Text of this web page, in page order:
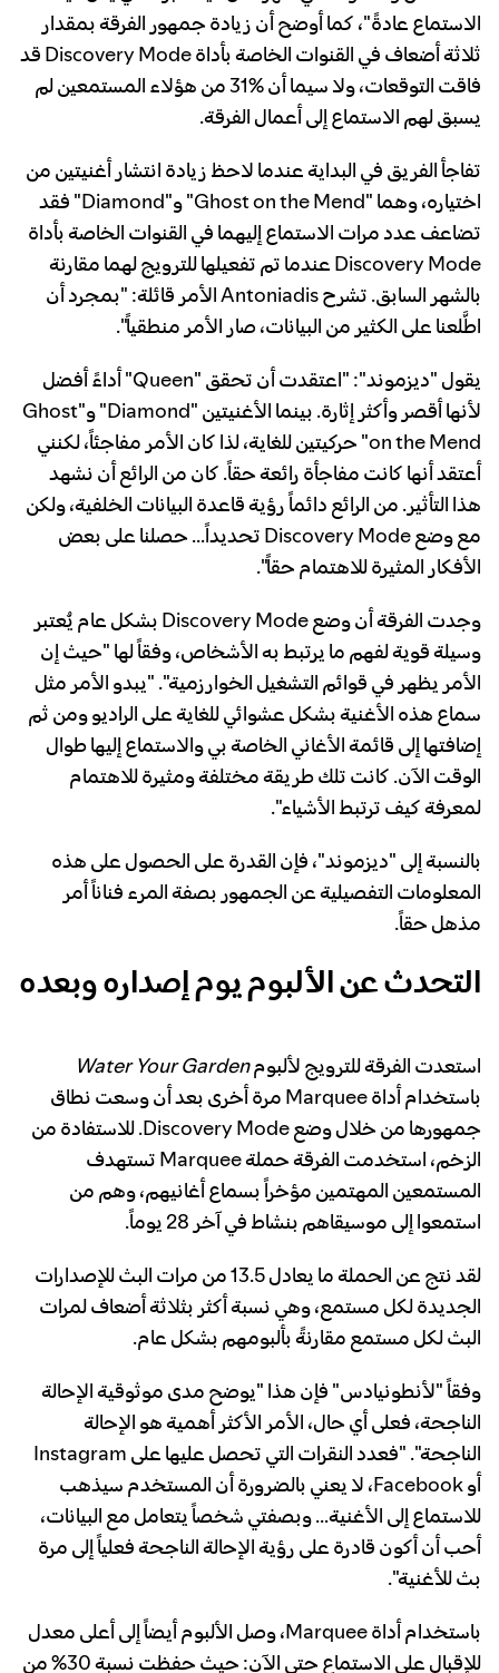
الاستماع عادةً"، كما أوضح أن زيادة جمهور الفرقة بمقدار
ثلاثة أضعاف في القنوات الخاصة بأداة Discovery Mode قد
فاقت التوقعات، ولا سيما أن %31 من هؤلاء المستمعين لم
يسبق لهم الاستماع إلى أعمال الفرقة.
تفاجأ الفريق في البداية عندما لاحظ زيادة انتشار أغنيتين من
اختياره، وهما "Ghost on the Mend" و"Diamond" فقد
تضاعف عدد مرات الاستماع إليهما في القنوات الخاصة بأداة
Discovery Mode عندما تم تفعيلها للترويج لهما مقارنة
بالشهر السابق. تشرح Antoniadis الأمر قائلة: "بمجرد أن
اطَّلعنا على الكثير من البيانات، صار الأمر منطقياً".
يقول "ديزموند": "اعتقدت أن تحقق "Queen" أداءً أفضل
لأنها أقصر وأكثر إثارة. بينما الأغنيتين "Diamond" و"Ghost
on the Mend" حركيتين للغاية، لذا كان الأمر مفاجئاً، لكنني
أعتقد أنها كانت مفاجأة رائعة حقاً. كان من الرائع أن نشهد
هذا التأثير. من الرائع دائماً رؤية قاعدة البيانات الخلفية، ولكن
مع وضع Discovery Mode تحديداً… حصلنا على بعض
الأفكار المثيرة للاهتمام حقاً".
وجدت الفرقة أن وضع Discovery Mode بشكل عام يُعتبر
وسيلة قوية لفهم ما يرتبط به الأشخاص، وفقاً لها "حيث إن
الأمر يظهر في قوائم التشغيل الخوارزمية". "يبدو الأمر مثل
سماع هذه الأغنية بشكل عشوائي للغاية على الراديو ومن ثم
إضافتها إلى قائمة الأغاني الخاصة بي والاستماع إليها طوال
الوقت الآن. كانت تلك طريقة مختلفة ومثيرة للاهتمام
لمعرفة كيف ترتبط الأشياء".
بالنسبة إلى "ديزموند"، فإن القدرة على الحصول على هذه
المعلومات التفصيلية عن الجمهور بصفة المرء فناناً أمر
مذهل حقاً.
التحدث عن الألبوم يوم إصداره وبعده
استعدت الفرقة للترويج لألبومWater Your Garden
باستخدام أداة Marquee مرة أخرى بعد أن وسعت نطاق
جمهورها من خلال وضع Discovery Mode. للاستفادة من
الزخم، استخدمت الفرقة حملة Marquee تستهدف
المستمعين المهتمين مؤخراً بسماع أغانيهم، وهم من
استمعوا إلى موسيقاهم بنشاط في آخر 28 يوماً.
لقد نتج عن الحملة ما يعادل 13.5 من مرات البث للإصدارات
الجديدة لكل مستمع، وهي نسبة أكثر بثلاثة أضعاف لمرات
البث لكل مستمع مقارنةً بألبومهم بشكل عام.
وفقاً "لأنطونيادس" فإن هذا "يوضح مدى موثوقية الإحالة
الناجحة، فعلى أي حال، الأمر الأكثر أهمية هو الإحالة
الناجحة". "فعدد النقرات التي تحصل عليها على Instagram
أو Facebook، لا يعني بالضرورة أن المستخدم سيذهب
للاستماع إلى الأغنية… وبصفتي شخصاً يتعامل مع البيانات،
أحب أن أكون قادرة على رؤية الإحالة الناجحة فعلياً إلى مرة
بث للأغنية".
باستخدام أداة Marquee، وصل الألبوم أيضاً إلى أعلى معدل
للإقبال على الاستماع حتى الآن: حيث حفظت نسبة 30% من